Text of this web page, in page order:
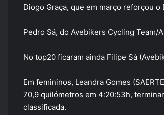
Diogo Graça, que em março reforçou
Pedro Sá, do Avebikers Cycling Team/
No top20 ficaram ainda Filipe Sá
Em femininos, Leandra Gomes
70,9 quilómetros em 4:20:53h,
classificada.